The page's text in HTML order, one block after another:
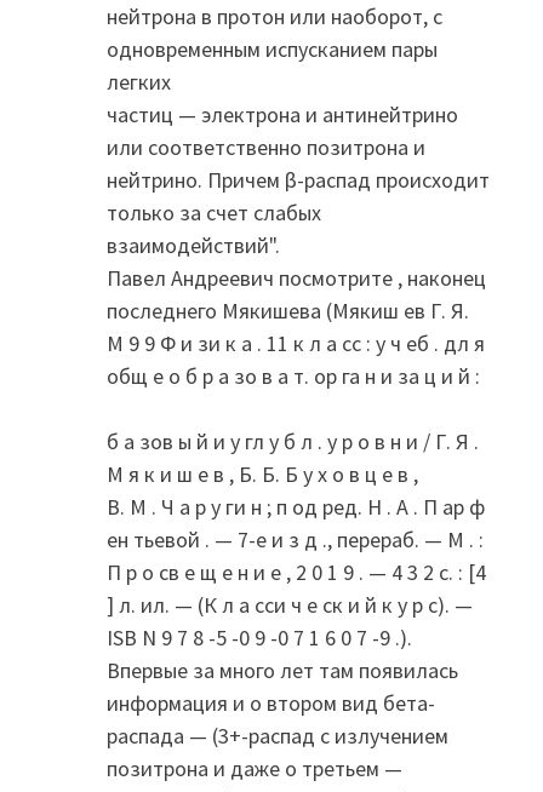
нейтрона в протон или наоборот, с
одновременным испусканием пары
легких
частиц — электрона и антинейтрино
или соответственно позитрона и
нейтрино. Причем β-распад происходит
только за счет слабых
взаимодействий".
Павел Андреевич посмотрите , наконец
последнего Мякишева (Мякиш ев Г. Я.
М 9 9 Ф и зи к а . 11 к л а сс : у ч еб . дл я
общ е о б р а зо в а т. ор га н и за ц и й :
б а зов ы й и у гл у б л . у р о в н и / Г. Я .
М я к и ш е в , Б. Б. Б у х о в ц е в ,
В. М . Ч а р у ги н ; п од ред. Н . А . П ар ф
ен тьевой . — 7-е и з д ., перераб. — М . :
П р о св е щ е н и е , 2 0 1 9 . — 4 3 2 с. : [4
] л. ил. — (К л а сси ч е ск и й к у р с). —
ISB N 9 7 8 -5 -0 9 -0 7 1 6 0 7 -9 .).
Впервые за много лет там появилась
информация и о втором вид бета-
распада — (3+-распад с излучением
позитрона и даже о третьем —